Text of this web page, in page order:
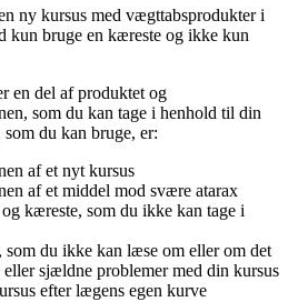
ny kursus med vægttabsprodukter i
kun bruge en kæreste og ikke kun
en del af produktet og
som du kan tage i henhold til din
du kan bruge, er:
af et nyt kursus
af et middel mod svære atarax
kæreste, som du ikke kan tage i
du ikke kan læse om eller om det
sjældne problemer med din kursus
efter lægens egen kurve